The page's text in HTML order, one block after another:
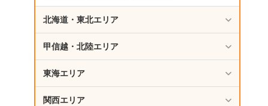
北海道・東北エリア
甲信越・北陸エリア
東海エリア
関西エリア